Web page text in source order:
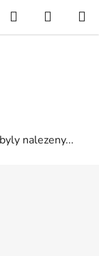
Hledat
KOŠÍK
nalezeny...